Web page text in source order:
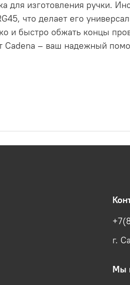
для изготовления ручки.
что делает его
и быстро обжать концы
Cadena – ваш надежный
г.
Мы